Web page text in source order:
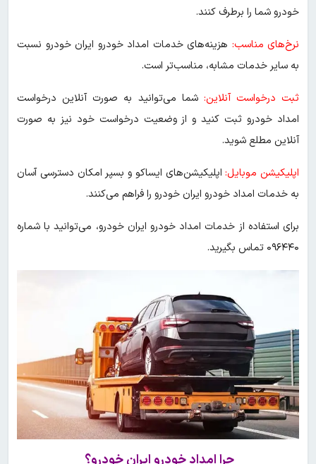
خودرو شما را برطرف کنند.
نرخ‌های مناسب: هزینه‌های خدمات امداد خودرو ایران خودرو نسبت
به سایر خدمات مشابه، مناسب‌تر است.
ثبت درخواست آنلاین:شما می‌توانید به صورت آنلاین درخواست
امداد خودرو ثبت کنید و از وضعیت درخواست خود نیز به صورت
آنلاین مطلع شوید.
اپلیکیشن موبایل: اپلیکیشن‌های ایساکو و بسپر امکان دسترسی آسان
به خدمات امداد خودرو ایران خودرو را فراهم می‌کنند.
برای استفاده از خدمات امداد خودرو ایران خودرو، می‌توانید با شماره
۰۹۶۴۴۰ تماس بگیرید.
چرا امداد خودرو ایران خودرو؟